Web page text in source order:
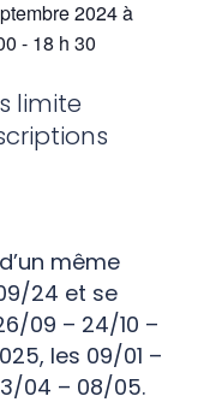
2024à
- 18 h 30
limite
même
24 et se
09 – 24/10 –
les 09/01 –
04 – 08/05.